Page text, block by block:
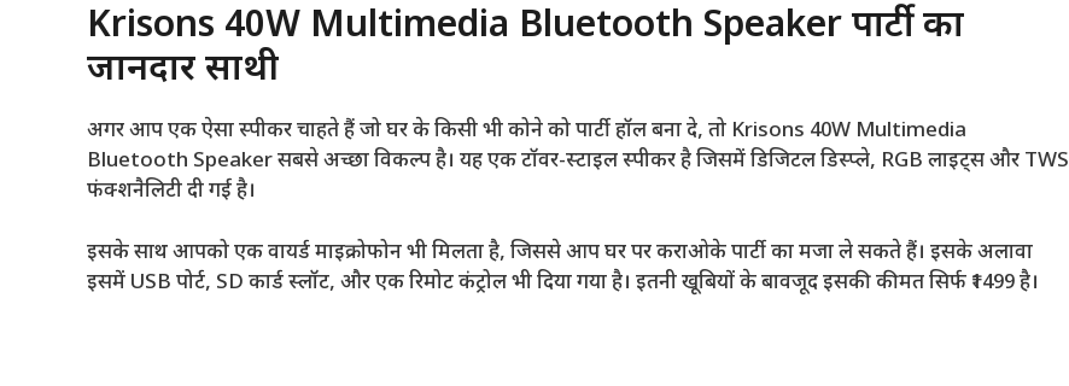
Krisons 40W Multimedia Bluetooth Speaker पार्टी का
जानदार साथी
अगर आप एक ऐसा स्पीकर चाहते हैं जो घर के किसी भी कोने को पार्टी हॉल बना दे, तो Krisons 40W Multimedia
Bluetooth Speaker सबसे अच्छा विकल्प है। यह एक टॉवर-स्टाइल स्पीकर है जिसमें डिजिटल डिस्प्ले, RGB लाइट्स और TWS
फंक्शनैलिटी दी गई है।
इसके साथ आपको एक वायर्ड माइक्रोफोन भी मिलता है, जिससे आप घर पर कराओके पार्टी का मजा ले सकते हैं। इसके अलावा
इसमें USB पोर्ट, SD कार्ड स्लॉट, और एक रिमोट कंट्रोल भी दिया गया है। इतनी खूबियों के बावजूद इसकी कीमत सिर्फ ₹1499 है।